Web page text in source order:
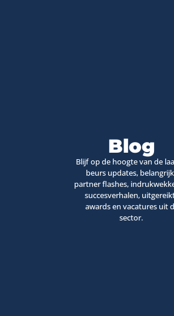
Blog
Blijf op de hoogte van de
beurs updates,
partner flashes,
succesverhalen,
awards en vacatures uit
sector.